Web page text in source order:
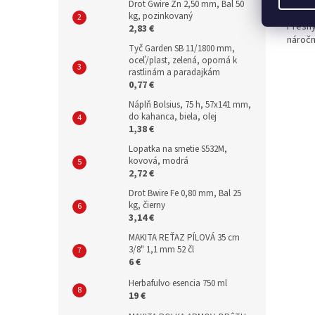
Drot Gwire Zn 2,50 mm, Bal 50
kg, pozinkovaný
2,83 €
Tyč Garden SB 11/1800 mm,
oceľ/plast, zelená, oporná k
rastlinám a paradajkám
0,77 €
Náplň Bolsius, 75 h, 57x141 mm,
do kahanca, biela, olej
1,38 €
Lopatka na smetie S532M,
kovová, modrá
2,72 €
Drot Bwire Fe 0,80 mm, Bal 25
kg, čierny
3,14 €
MAKITA REŤAZ PÍLOVÁ 35 cm
3/8" 1,1 mm 52 čl
6 €
Herbafulvo esencia 750 ml
19 €